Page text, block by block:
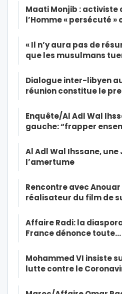
Maati Monjib : activiste
l’Homme « persécuté »
« Il n’y aura pas de
que les musulmans
Dialogue inter-libyen
réunion constitue le
Enquête/Al Adl Wal
gauche: “frapper
Al Adl Wal Ihssane,
l’amertume
Rencontre avec
réalisateur du film de
Affaire Radi: la
France dénonce toute…
Mohammed VI insiste
lutte contre le